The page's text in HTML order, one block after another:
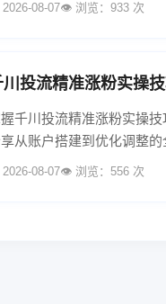
2026-08-07👁️ 浏览：933 次
川投流精准涨粉实操
千川投流精准涨粉实操
从账户搭建到优化调整
2026-08-07👁️ 浏览：556 次